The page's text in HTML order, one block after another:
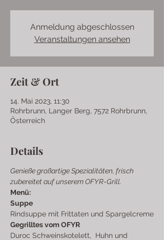
Anmeldung abgeschlossen
Veranstaltungen ansehen
Zeit & Ort
14. Mai 2023, 11:30
Rohrbrunn, Langer Berg, 7572 Rohrbrunn,
Österreich
Details
Genieße großartige Spezialitäten, frisch
zubereitet auf unserem OFYR-Grill.
Menü:
Suppe
Rindsuppe mit Frittaten und Spargelcreme
Gegrilltes vom OFYR
Duroc Schweinskotelett,  Huhn und